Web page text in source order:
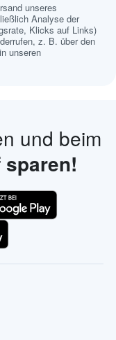
unseres
Analyse der
Klicks auf Links)
z. B. über den
unseren
und beim